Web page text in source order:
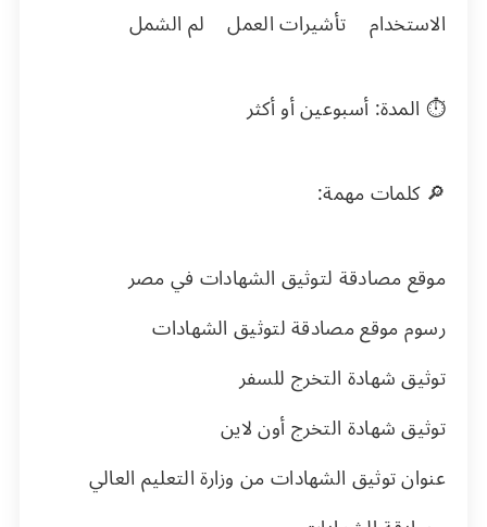
الاستخدام تأشيرات العمل لم الشمل
⏱ المدة: أسبوعين أو أكثر
🔎 كلمات مهمة:
موقع مصادقة لتوثيق الشهادات في مصر
رسوم موقع مصادقة لتوثيق الشهادات
توثيق شهادة التخرج للسفر
توثيق شهادة التخرج أون لاين
عنوان توثيق الشهادات من وزارة التعليم العالي